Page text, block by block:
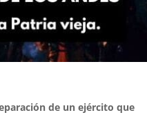
de un ejército que